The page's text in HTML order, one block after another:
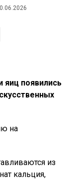
яиц появились
на
из
кальция,